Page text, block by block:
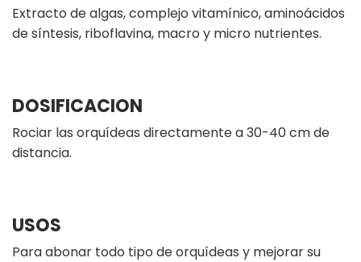
Extracto de algas, complejo vitamínico, aminoácidos
de síntesis, riboflavina, macro y micro nutrientes.
DOSIFICACION
Rociar las orquídeas directamente a 30-40 cm de
distancia.
USOS
Para abonar todo tipo de orquídeas y mejorar su